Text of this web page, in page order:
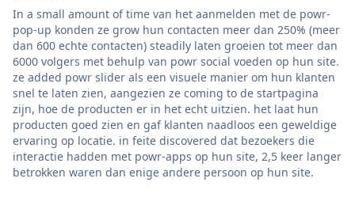
In a small amount of time van het aanmelden met de powr-
pop-up konden ze grow hun contacten meer dan 250% (meer
dan 600 echte contacten) steadily laten groeien tot meer dan
6000 volgers met behulp van powr social voeden op hun site.
ze added powr slider als een visuele manier om hun klanten
snel te laten zien, aangezien ze coming to de startpagina
zijn, hoe de producten er in het echt uitzien. het laat hun
producten goed zien en gaf klanten naadloos een geweldige
ervaring op locatie. in feite discovered dat bezoekers die
interactie hadden met powr-apps op hun site, 2,5 keer langer
betrokken waren dan enige andere persoon op hun site.